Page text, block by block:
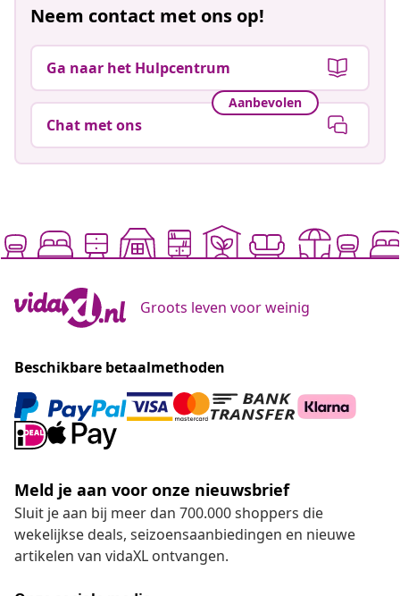
Neem contact met ons op!
Ga naar het Hulpcentrum
Aanbevolen
Chat met ons
Groots leven voor weinig
Beschikbare betaalmethoden
Meld je aan voor onze nieuwsbrief
Sluit je aan bij meer dan 700.000 shoppers die
wekelijkse deals, seizoensaanbiedingen en nieuwe
artikelen van vidaXL ontvangen.